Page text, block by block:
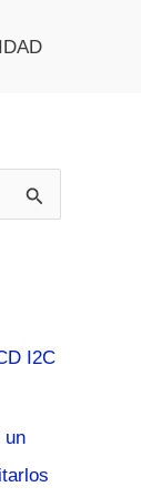
I2C
un